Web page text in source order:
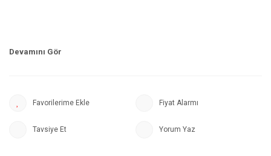
Fiyat Alarmı
Tavsiye Et Yorum Yaz